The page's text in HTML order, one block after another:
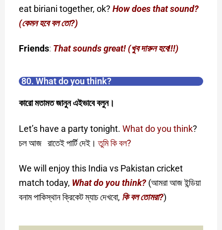
eat biriani together, ok? How does that sound?
(কেমন হবে বল তো?)
Friends: That sounds great! (খুব দারুন হবে!!!)
80. What do you think?
কারো মতামত জানুন এইভাবে বলুন।
Let’s have a party tonight.What do you think?
চল আজ রাতেই পার্টি দেই।তুমি কি বল?
We will enjoy this India vs Pakistan cricket
match today, What do you think? (আমরা আজ ইন্ডিয়া
বনাম পাকিস্থান ক্রিকেট ম্যাচ দেখবো, কি বল তোমরা?)